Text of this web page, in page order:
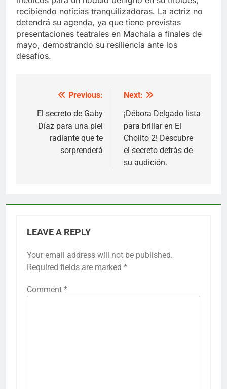
recibiendo noticias tranquilizadoras. La actriz no
detendrá su agenda, ya que tiene previstas
presentaciones teatrales en Machala a finales de
mayo, demostrando su resiliencia ante los
desafíos.
navigation
Previous:
El secreto de Gaby
Díaz para una piel
radiante que te
sorprenderá
Next:
¡Débora Delgado lista
para brillar en El
Cholito 2! Descubre
el secreto detrás de
su audición.
LEAVE A REPLY
Your email address will not be published.
Required fields are marked *
Comment *